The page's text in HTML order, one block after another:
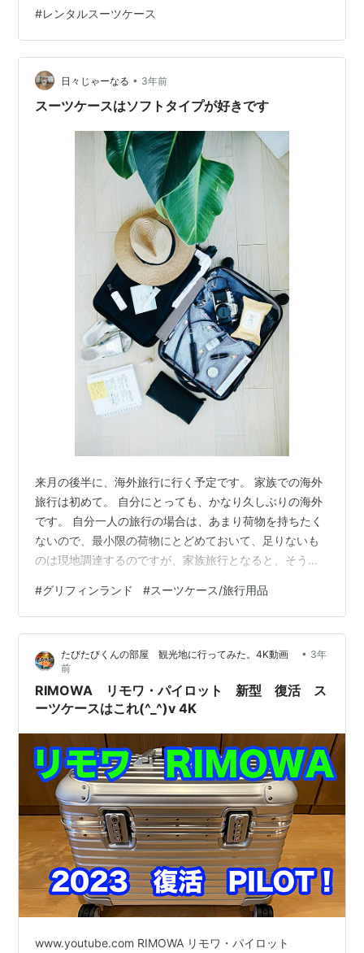
夏休みの海外旅行を考えている人も多いかもしれませ
ん。 旅行にはスーツケースがつきものですが、さて皆さ
んはどれぐらいの頻度でスーツケースを使って旅に出か
けますか？年に1-2回、3-4回、 5-8回 または9-12回？
頻度は人そ…
#レンタルスーツケース
日々じゃーなる • 3年前
スーツケースはソフトタイプが好きです
来月の後半に、海外旅行に行く予定です。 家族での海外
旅行は初めて。 自分にとっても、かなり久しぶりの海外
です。 自分一人の旅行の場合は、あまり荷物を持ちたく
ないので、最小限の荷物にとどめておいて、足りないも
のは現地調達するのですが、家族旅行となると、そうも
す。 10日以上の滞在なので、結構大きめのものが必要で
す。 ということで購入したのがこれです。 リンク ご覧
の通り、布製です。 私はソフトタイプを好むんですよ
ね。 理由は 伸縮性に富む 軽い 片面開きなので、荷物を
詰めやすい ポケットが豊富 といったところです。 ちな
みに、ソフトだとナイフで…
#グリフィンランド #スーツケース/旅行用品
たびたびくんの部屋 観光地に行ってみた。4K動画 • 3年
前
RIMOWA リモワ・パイロット 新型 復活 ス
ーツケースはこれ(^_^)v 4K
www.youtube.com RIMOWA リモワ・パイロット